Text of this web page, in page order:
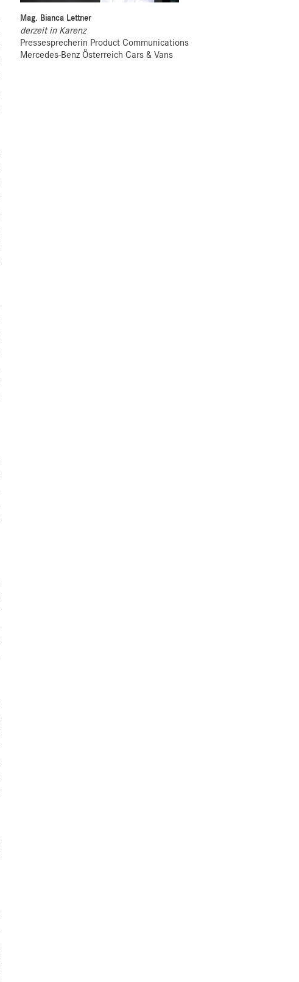
Mag. Bianca Lettner
derzeit in Karenz
Pressesprecherin Product Communications
Mercedes-Benz Österreich Cars & Vans